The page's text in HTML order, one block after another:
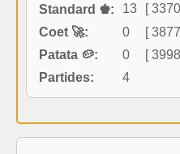
Standard ♚: 13
[
Coet 🚀:
0
[
Patata 🥔:
0
[
Partides:
4